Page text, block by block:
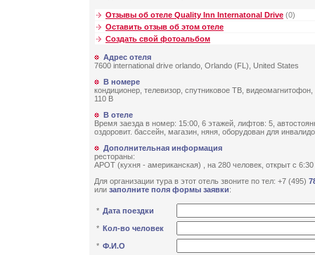
Отзывы об отеле Quality Inn Internatonal Drive (0)
Оставить отзыв об этом отеле
Создать свой фотоальбом
Адрес отеля
7600 international drive orlando, Orlando (FL), United States
В номере
кондиционер, телевизор, спутниковое ТВ,
110 В
В отеле
Время заезда в номер: 15:00, 6 этажей, лифтов: 5,
оздоровит. бассейн, магазин, няня, оборудован для
Дополнительная информация
рестораны:
APOT (кухня - американская) , на 280 человек, открыт c
Для организации тура в этот отель звоните по тел: +7 (495)
или заполните поля формы заявки:
* Дата поездки
* Кол-во человек
* Ф.И.О